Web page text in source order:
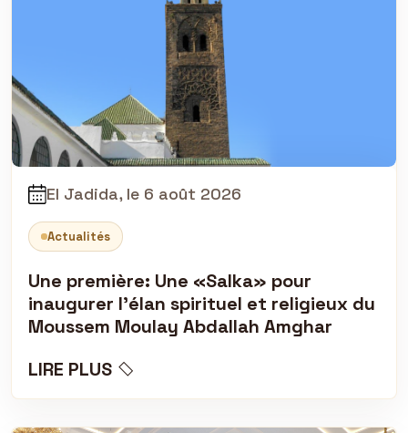
El Jadida, le 6 août 2026
Actualités
Une première: Une «Salka» pour
inaugurer l'élan spirituel et religieux du
Moussem Moulay Abdallah Amghar
LIRE PLUS